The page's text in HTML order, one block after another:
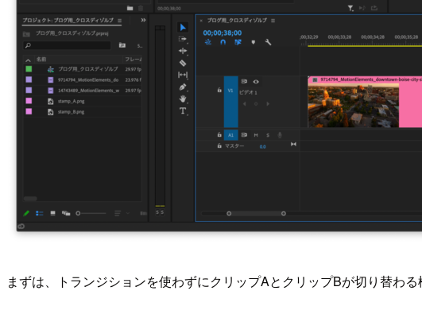
まずは、トランジションを使わずにクリップAとクリップBが切り替わ